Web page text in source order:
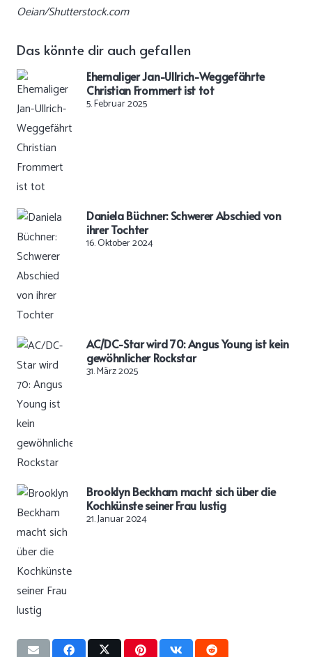
Oeian/Shutterstock.com
Das könnte dir auch gefallen
Ehemaliger Jan-Ullrich-Weggefährte
Christian Frommert ist tot
5. Februar 2025
Daniela Büchner: Schwerer Abschied von
ihrer Tochter
16. Oktober 2024
AC/DC-Star wird 70: Angus Young ist kein
gewöhnlicher Rockstar
31. März 2025
Brooklyn Beckham macht sich über die
Kochkünste seiner Frau lustig
21. Januar 2024